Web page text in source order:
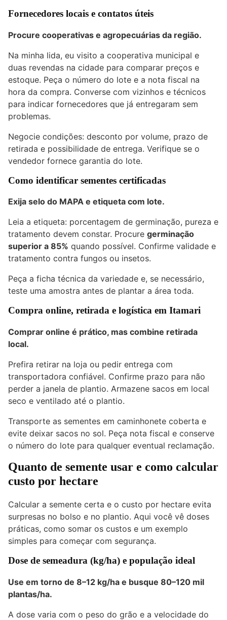
Fornecedores locais e contatos úteis
Procure cooperativas e agropecuárias da região.
Na minha lida, eu visito a cooperativa municipal e
duas revendas na cidade para comparar preços e
estoque. Peça o número do lote e a nota fiscal na
hora da compra. Converse com vizinhos e técnicos
para indicar fornecedores que já entregaram sem
problemas.
Negocie condições: desconto por volume, prazo de
retirada e possibilidade de entrega. Verifique se o
vendedor fornece garantia do lote.
Como identificar sementes certificadas
Exija selo do MAPA e etiqueta com lote.
Leia a etiqueta: porcentagem de germinação, pureza e
tratamento devem constar. Procure germinação
superior a 85% quando possível. Confirme validade e
tratamento contra fungos ou insetos.
Peça a ficha técnica da variedade e, se necessário,
teste uma amostra antes de plantar a área toda.
Compra online, retirada e logística em Itamari
Comprar online é prático, mas combine retirada
local.
Prefira retirar na loja ou pedir entrega com
transportadora confiável. Confirme prazo para não
perder a janela de plantio. Armazene sacos em local
seco e ventilado até o plantio.
Transporte as sementes em caminhonete coberta e
evite deixar sacos no sol. Peça nota fiscal e conserve
o número do lote para qualquer eventual reclamação.
Quanto de semente usar e como calcular
custo por hectare
Calcular a semente certa e o custo por hectare evita
surpresas no bolso e no plantio. Aqui você vê doses
práticas, como somar os custos e um exemplo
simples para começar com segurança.
Dose de semeadura (kg/ha) e população ideal
Use em torno de 8–12 kg/ha e busque 80–120 mil
plantas/ha.
A dose varia com o peso do grão e a velocidade do